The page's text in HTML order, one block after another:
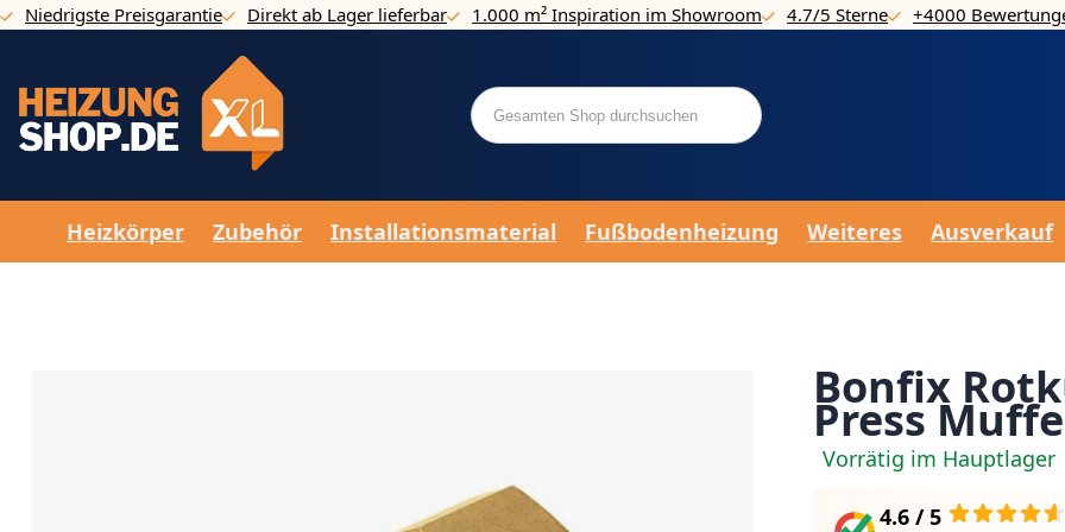
Direkt zum Inhalt
Niedrigste Preisgarantie Direkt ab Lager lieferbar 1.000 m² Inspiration im Showroom 4.7/5 Sterne +4000
Heizkörper Zubehör Installationsmaterial Fußbodenheizung Weiteres Ausverkauf
Bonfix
Press
Vorrätig im Hauptlager
4.6 / 5